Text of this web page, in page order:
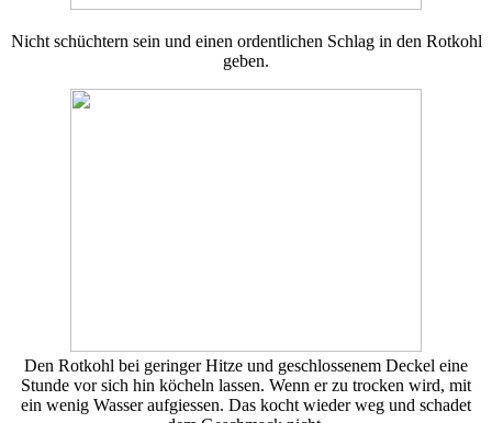
Nicht schüchtern sein und einen ordentlichen Schlag in den Rotkohl
geben.
Den Rotkohl bei geringer Hitze und geschlossenem Deckel eine
Stunde vor sich hin köcheln lassen. Wenn er zu trocken wird, mit
ein wenig Wasser aufgiessen. Das kocht wieder weg und schadet